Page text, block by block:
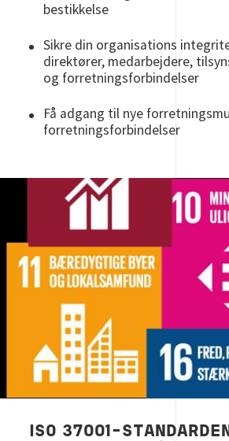
bestikkelse
Sikre din organisations
direktører, medarbejdere,
og forretningsforbindelser
Få adgang til nye
forretningsforbindelser
ISO 37001-